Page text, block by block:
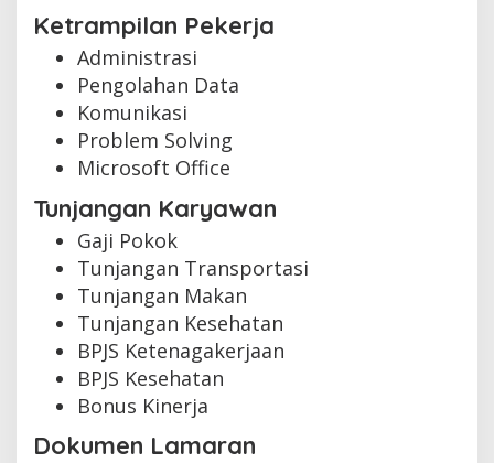
Ketrampilan Pekerja
Administrasi
Pengolahan Data
Komunikasi
Problem Solving
Microsoft Office
Tunjangan Karyawan
Gaji Pokok
Tunjangan Transportasi
Tunjangan Makan
Tunjangan Kesehatan
BPJS Ketenagakerjaan
BPJS Kesehatan
Bonus Kinerja
Dokumen Lamaran